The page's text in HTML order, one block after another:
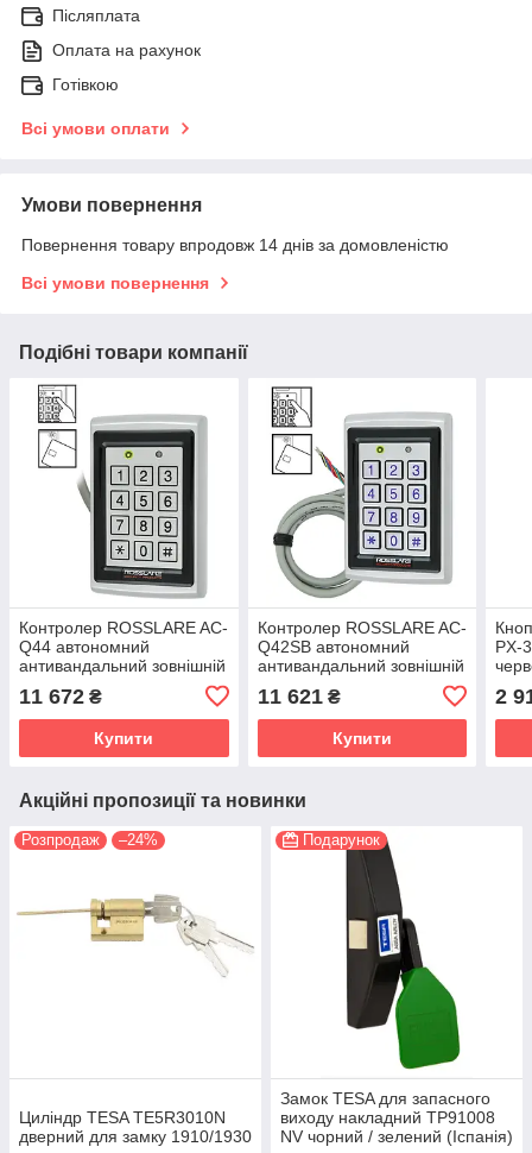
Післяплата
Оплата на рахунок
Готівкою
Всі умови оплати
Умови повернення
Повернення товару впродовж 14 днів за домовленістю
Всі умови повернення
Подібні товари компанії
Контролер ROSSLARE AC-
Q44 автономний
антивандальний зовнішній
11 672 ₴
Купити
Контролер ROSSLARE AC-
Q42SB автономний
антивандальний зовнішній
11 621₴
Купити
PX-
2
Акційні пропозиції та новинки
Розпродаж –24%
Циліндр TESA TE5R3010N
дверний для замку 1910/1930
Подарунок
Замок TESA для запасного
виходу накладний TP91008
NV чорний / зелений (Іспанія)